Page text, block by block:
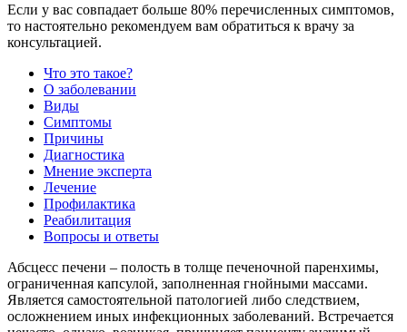
Если у вас совпадает больше 80% перечисленных симптомов,
то настоятельно рекомендуем вам обратиться к врачу за
консультацией.
Что это такое?
О заболевании
Виды
Симптомы
Причины
Диагностика
Мнение эксперта
Лечение
Профилактика
Реабилитация
Вопросы и ответы
Абсцесс печени – полость в толще печеночной паренхимы,
ограниченная капсулой, заполненная гнойными массами.
Является самостоятельной патологией либо следствием,
осложнением иных инфекционных заболеваний. Встречается